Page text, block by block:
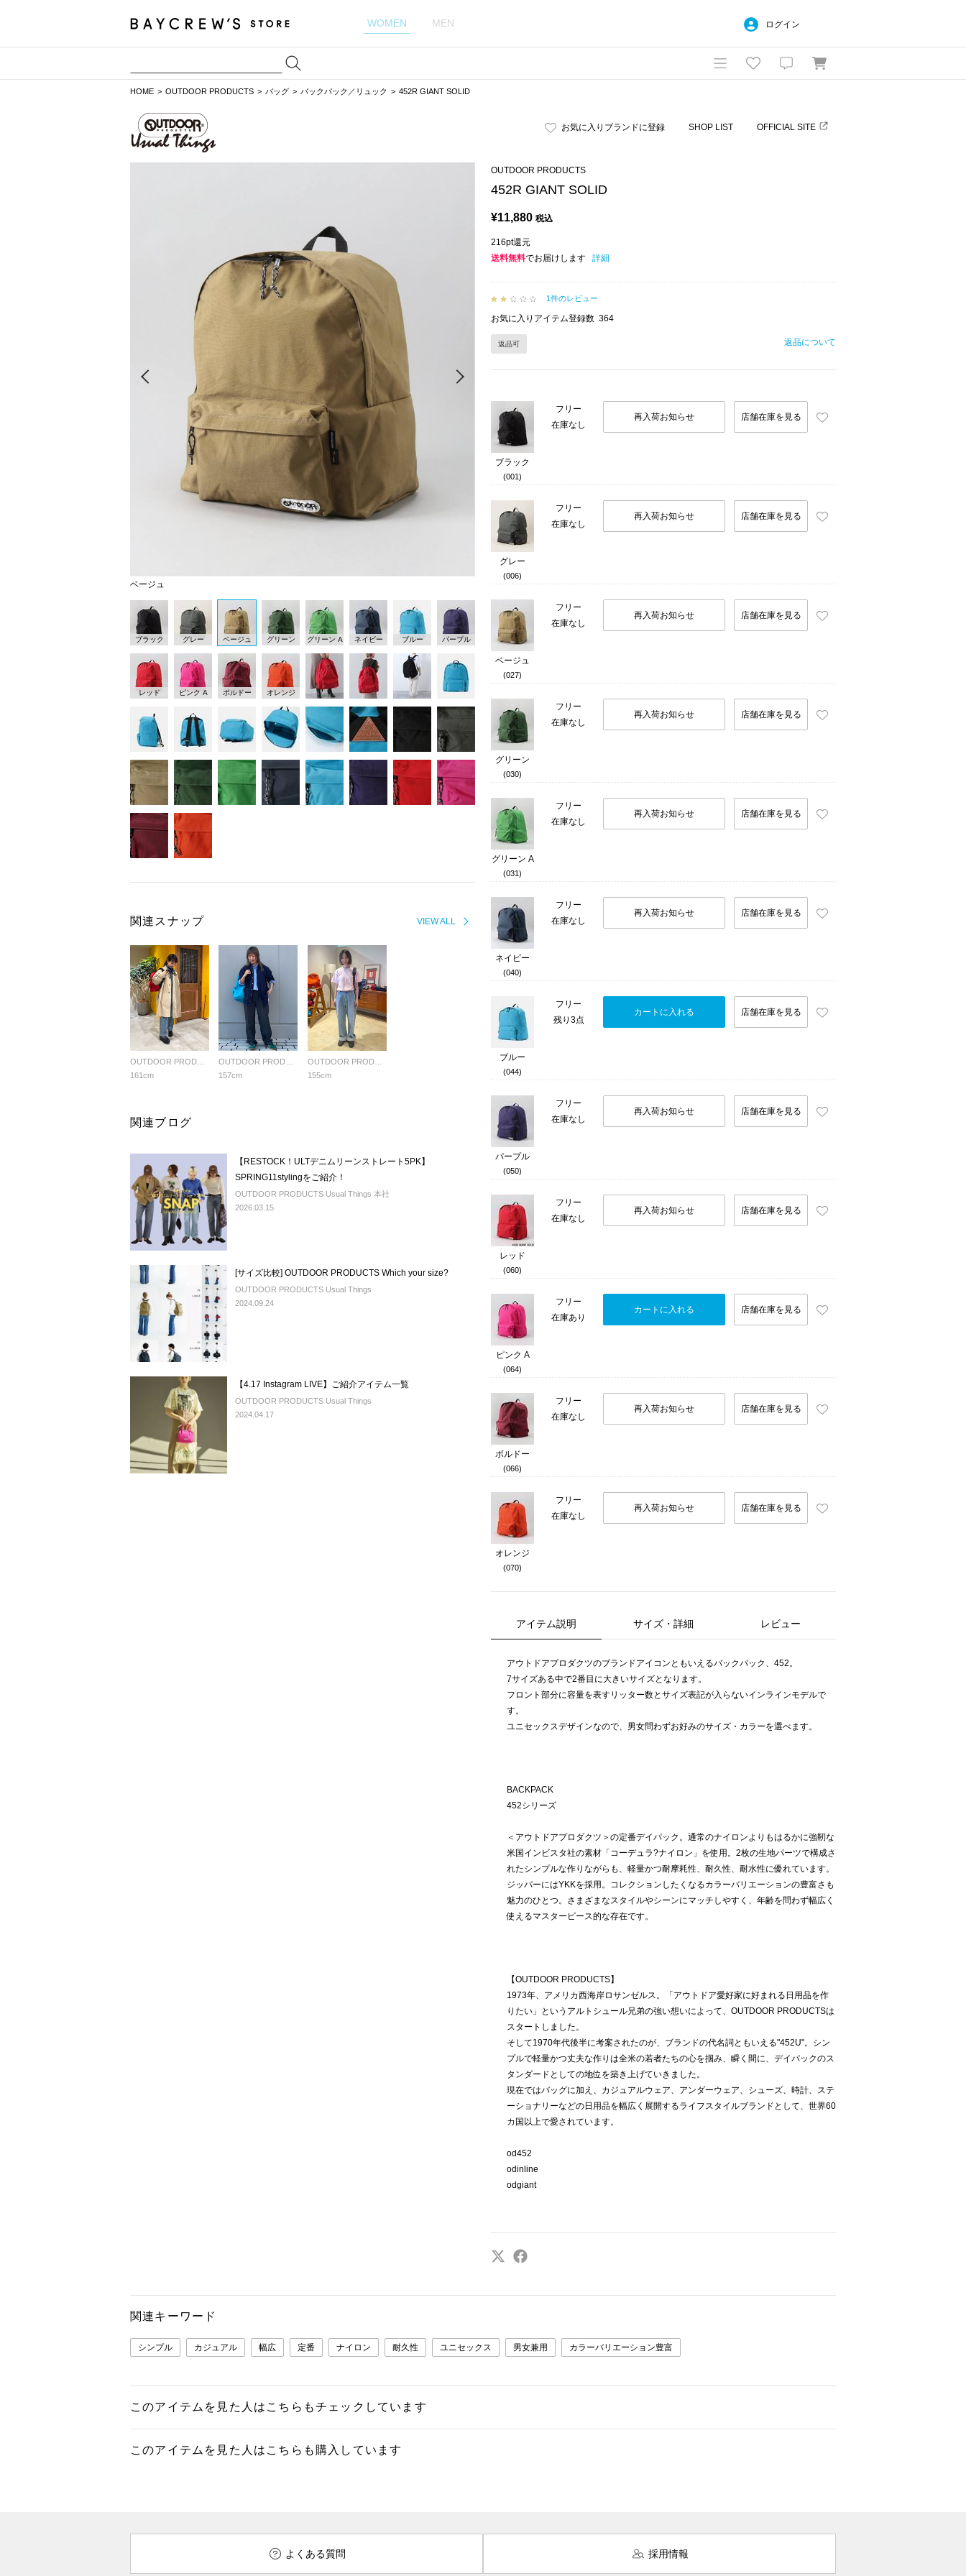
WOMEN MEN ログイン
HOME OUTDOOR PRODUCTS バッグ バックパック／リュック 452R GIANT SOLID
お気に入りブランドに登録 SHOP LIST OFFICIAL SITE
ベージュ
Next
ブラック グレー ベージュ グリーン グリーン A ネイビー ブルー パープル
レッド ピンク A ボルドー オレンジ
VIEW ALL
関連スナップ
161cm
157cm
OUTDOOR PRODUCTS Usual Things
155cm
関連ブログ
【RESTOCK！ULTデニムリーンストレート5PK】
SPRING11stylingをご紹介！
OUTDOOR PRODUCTS Usual Things 本社
2026.03.15
[サイズ比較] OUTDOOR PRODUCTS Which your size?
OUTDOOR PRODUCTS Usual Things
2024.09.24
【4.17 Instagram LIVE】ご紹介アイテム一覧
OUTDOOR PRODUCTS Usual Things
2024.04.17
OUTDOOR PRODUCTS
452R GIANT SOLID
¥11,880 税込
216pt還元
送料無料でお届けします 詳細
1件のレビュー
お気に入りアイテム登録数 364
返品可 返品について
ブラック
(001)
フリー
在庫なし
再入荷お知らせ 店舗在庫を見る
グレー
(006)
フリー
在庫なし
再入荷お知らせ 店舗在庫を見る
ベージュ
(027)
フリー
在庫なし
再入荷お知らせ 店舗在庫を見る
グリーン
(030)
フリー
在庫なし
再入荷お知らせ 店舗在庫を見る
グリーン A
(031)
フリー
在庫なし
再入荷お知らせ 店舗在庫を見る
ネイビー
(040)
フリー
在庫なし
再入荷お知らせ 店舗在庫を見る
ブルー
(044)
フリー
残り3点
カートに入れる 店舗在庫を見る
パープル
(050)
フリー
在庫なし
再入荷お知らせ 店舗在庫を見る
レッド
(060)
フリー
在庫なし
再入荷お知らせ 店舗在庫を見る
ピンク A
(064)
フリー
在庫あり
カートに入れる 店舗在庫を見る
ボルドー
(066)
フリー
在庫なし
再入荷お知らせ 店舗在庫を見る
オレンジ
(070)
フリー
在庫なし
再入荷お知らせ 店舗在庫を見る
アイテム説明 サイズ・詳細 レビュー
アウトドアプロダクツのブランドアイコンともいえるバックパック、452。
7サイズある中で2番目に大きいサイズとなります。
フロント部分に容量を表すリッター数とサイズ表記が入らないインラインモデルで
す。
ユニセックスデザインなので、男女問わずお好みのサイズ・カラーを選べます。
BACKPACK
452シリーズ
＜アウトドアプロダクツ＞の定番デイパック。通常のナイロンよりもはるかに強靭な
米国インビスタ社の素材「コーデュラ?ナイロン」を使用。2枚の生地パーツで構成さ
れたシンプルな作りながらも、軽量かつ耐摩耗性、耐久性、耐水性に優れています。
ジッパーにはYKKを採用。コレクションしたくなるカラーバリエーションの豊富さも
魅力のひとつ。さまざまなスタイルやシーンにマッチしやすく、年齢を問わず幅広く
使えるマスターピース的な存在です。
【OUTDOOR PRODUCTS】
1973年、アメリカ西海岸ロサンゼルス。「アウトドア愛好家に好まれる日用品を作
りたい」というアルトシュール兄弟の強い想いによって、OUTDOOR PRODUCTSは
スタートしました。
そして1970年代後半に考案されたのが、ブランドの代名詞ともいえる"452U"。シン
プルで軽量かつ丈夫な作りは全米の若者たちの心を掴み、瞬く間に、デイパックのス
タンダードとしての地位を築き上げていきました。
現在ではバッグに加え、カジュアルウェア、アンダーウェア、シューズ、時計、ステ
ーショナリーなどの日用品を幅広く展開するライフスタイルブランドとして、世界60
カ国以上で愛されています。
od452
odinline
odgiant
関連キーワード
シンプル カジュアル 幅広 定番 ナイロン 耐久性 ユニセックス 男女兼用 カラーバリエーション豊富
このアイテムを見た人はこちらもチェックしています
このアイテムを見た人はこちらも購入しています
よくある質問 採用情報